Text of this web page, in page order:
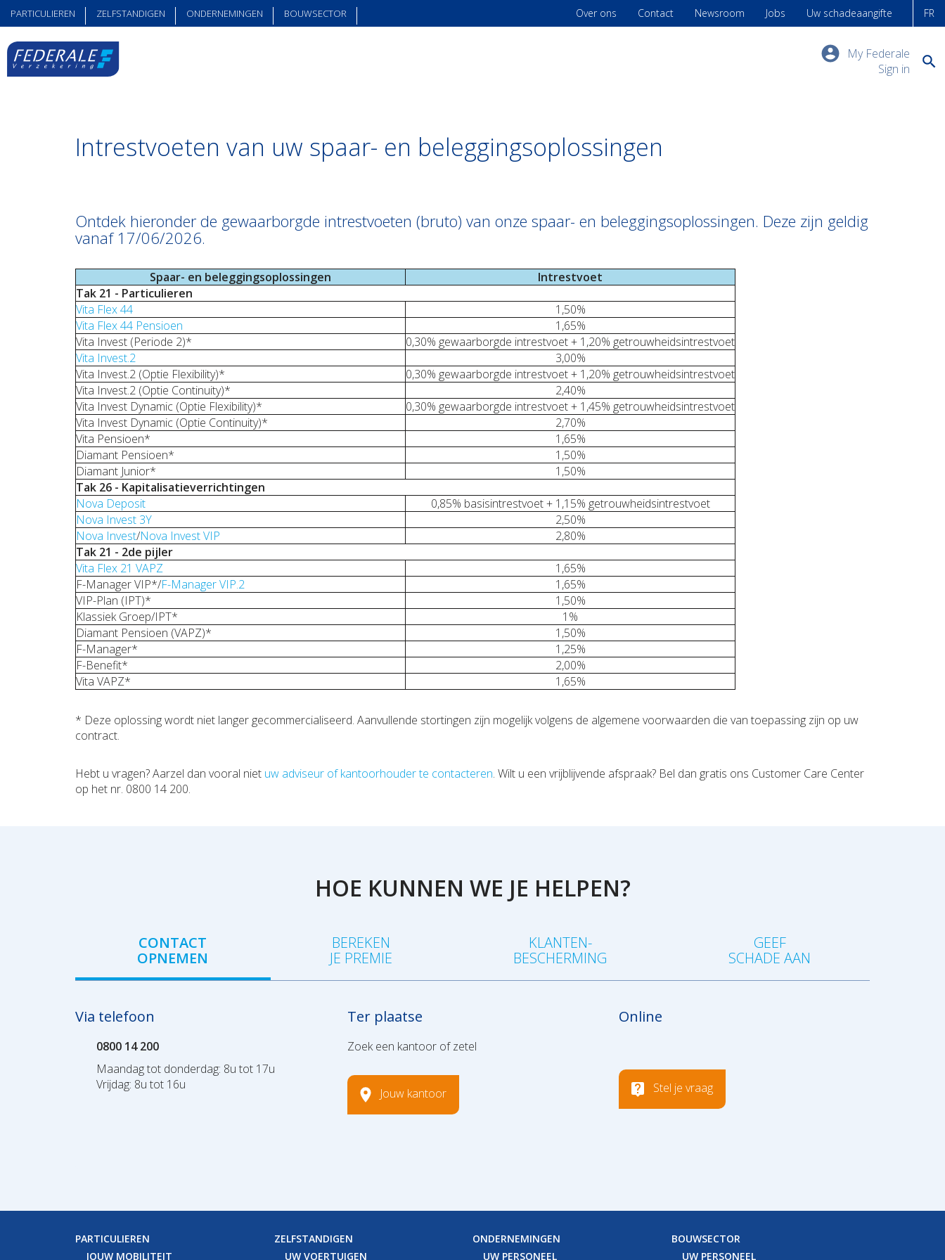
FR
My Federale
Sign in
PARTICULIEREN ZELFSTANDIGEN ONDERNEMINGEN BOUWSECTOR Over ons Contact Newsroom Jobs Uw schadeaangifte
Intrestvoeten van uw spaar- en beleggingsoplossingen
Ontdek hieronder de gewaarborgde intrestvoeten (bruto) van onze spaar- en beleggingsoplossingen. Deze zijn geldig
vanaf 17/06/2026.
Spaar- en beleggingsoplossingen
Intrestvoet
Tak 21 - Particulieren
Vita Flex 44
1,50%
Vita Flex 44 Pensioen
1,65%
Vita Invest (Periode 2)*
0,30% gewaarborgde intrestvoet + 1,20% getrouwheidsintrestvoet
Vita Invest.2
3,00%
Vita Invest.2 (Optie Flexibility)*
0,30% gewaarborgde intrestvoet + 1,20% getrouwheidsintrestvoet
Vita Invest.2 (Optie Continuity)*
2,40%
Vita Invest Dynamic (Optie Flexibility)*
0,30% gewaarborgde intrestvoet + 1,45% getrouwheidsintrestvoet
Vita Invest Dynamic (Optie Continuity)*
2,70%
Vita Pensioen*
1,65%
Diamant Pensioen*
1,50%
Diamant Junior*
1,50%
Tak 26 - Kapitalisatieverrichtingen
Nova Deposit
0,85% basisintrestvoet + 1,15% getrouwheidsintrestvoet
Nova Invest 3Y
2,50%
Nova Invest/Nova Invest VIP
2,80%
Tak 21 - 2de pijler
Vita Flex 21 VAPZ
1,65%
F-Manager VIP*/F-Manager VIP.2
1,65%
VIP-Plan (IPT)*
1,50%
Klassiek Groep/IPT*
1%
Diamant Pensioen (VAPZ)*
1,50%
F-Manager*
1,25%
F-Benefit*
2,00%
Vita VAPZ*
1,65%
* Deze oplossing wordt niet langer gecommercialiseerd. Aanvullende stortingen zijn mogelijk volgens de algemene voorwaarden die van toepassing zijn op uw
contract.
Hebt u vragen? Aarzel dan vooral niet uw adviseur of kantoorhouder te contacteren. Wilt u een vrijblijvende afspraak? Bel dan gratis ons Customer Care Center
op het nr. 0800 14 200.
HOE KUNNEN WE JE HELPEN?
CONTACT
OPNEMEN
BEREKEN
JE PREMIE
KLANTEN-
BESCHERMING
GEEF
SCHADE AAN
Via telefoon
0800 14 200
Maandag tot donderdag: 8u tot 17u
Vrijdag: 8u tot 16u
Ter plaatse
Zoek een kantoor of zetel
Jouw kantoor
Online
Stel je vraag
PARTICULIEREN
JOUW MOBILITEIT
ZELFSTANDIGEN
UW VOERTUIGEN
ONDERNEMINGEN
UW PERSONEEL
BOUWSECTOR
UW PERSONEEL